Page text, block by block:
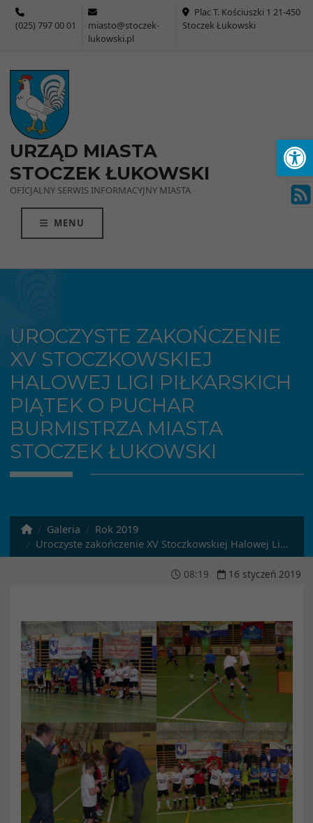
(025) 797 00 01
miasto@stoczek-
lukowski.pl
Plac T. Kościuszki 1 21-450
Stoczek Łukowski
URZĄD MIASTA
STOCZEK ŁUKOWSKI
OFICJALNY SERWIS INFORMACYJNY MIASTA
MENU
UROCZYSTE ZAKOŃCZENIE
XV STOCZKOWSKIEJ
HALOWEJ LIGI PIŁKARSKICH
PIĄTEK O PUCHAR
BURMISTRZA MIASTA
STOCZEK ŁUKOWSKI
Galeria
Rok 2019
Uroczyste zakończenie XV Stoczkowskiej Halowej Ligi Piłkarskich Piątek o Puchar Burmistrza Miasta Stoczek Łukowski
08:19 16 styczeń 2019